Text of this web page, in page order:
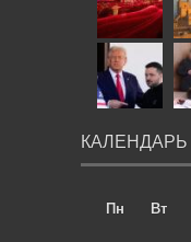
КАЛЕНДАРЬ
Пн
Вт